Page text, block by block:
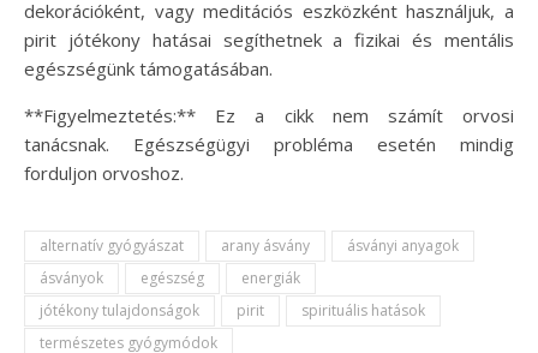
dekorációként, vagy meditációs eszközként használjuk, a
pirit jótékony hatásai segíthetnek a fizikai és mentális
egészségünk támogatásában.
**Figyelmeztetés:** Ez a cikk nem számít orvosi
tanácsnak. Egészségügyi probléma esetén mindig
forduljon orvoshoz.
alternatív gyógyászat arany ásvány
ásványi anyagok
ásványok
egészség
energiák
jótékony tulajdonságok
pirit
spirituális hatások
természetes gyógymódok